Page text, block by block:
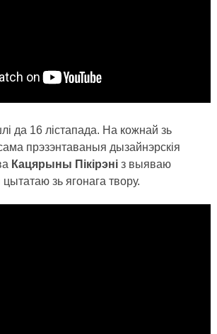
да 16 лістапада. На кожнай зь
прэзэнтаваныя дызайнэрскія
Кацярыны Пікірэніз выяваю
цытатаю зь ягонага твору.